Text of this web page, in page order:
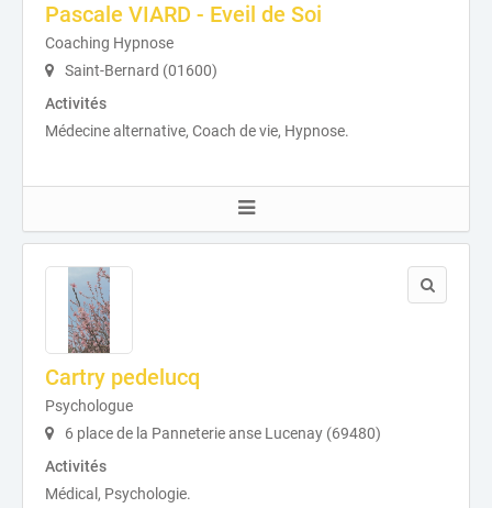
Pascale VIARD - Eveil de Soi
Coaching Hypnose
Saint-Bernard (01600)
Activités
Médecine alternative, Coach de vie, Hypnose.
Cartry pedelucq
Psychologue
6 place de la Panneterie anse Lucenay (69480)
Activités
Médical, Psychologie.